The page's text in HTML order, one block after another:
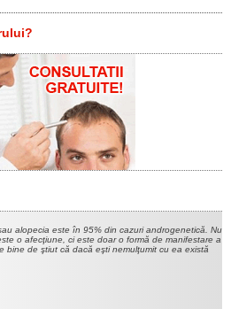
alopecia este în 95% din cazuri androgenetică. Nu
o afecţiune, ci este doar o formă de manifestare a
bine de ştiut că dacă eşti nemulţumit cu ea există